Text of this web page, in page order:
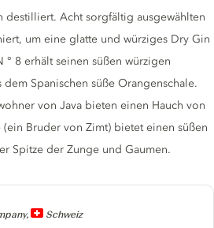
Schweiz
destilliert. Acht sorgfältig ausgewählten
um eine glatte und würziges Dry Gin
8 erhält seinen süßen würzigen
dem Spanischen süße Orangenschale.
von Java bieten einen Hauch von
(ein Bruder von Zimt) bietet einen süßen
Spitze der Zunge und Gaumen.